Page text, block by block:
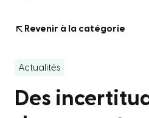
Revenir à la catégorie
Actualités
Des